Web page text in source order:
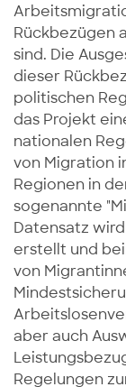
Rückbezügen
sind. Die
dieser
politischen
das Projekt
nationalen
von Migration
Regionen in
sogenannte
Datensatz
erstellt und
von
aber auch
Regelungen